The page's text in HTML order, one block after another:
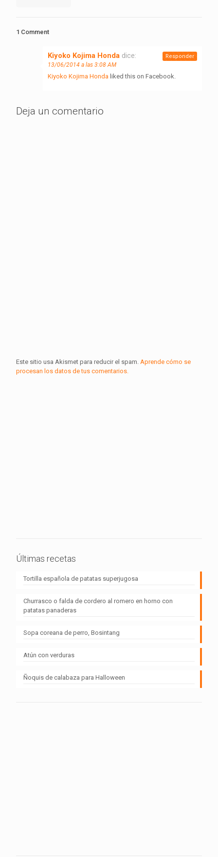
1 Comment
Kiyoko Kojima Honda dice:
13/06/2014 a las 3:08 AM
Kiyoko Kojima Honda liked this on Facebook.
Responder
Deja un comentario
Este sitio usa Akismet para reducir el spam. Aprende cómo se
procesan los datos de tus comentarios.
Últimas recetas
Tortilla española de patatas superjugosa
Churrasco o falda de cordero al romero en horno con
patatas panaderas
Sopa coreana de perro, Bosintang
Atún con verduras
Ñoquis de calabaza para Halloween